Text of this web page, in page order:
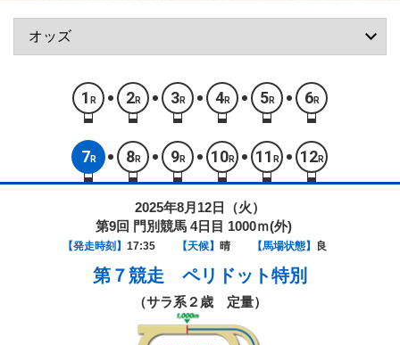
1 R 2R 3R 4R 5R 6R
7 R 8R 9R 10R 11 R 12R
2025年8月12日（火）
第9回 門別競馬 4日目 1000ｍ(外)
【発走時刻】 17:35 【天候】 晴 【馬場状態】 良
第７競走 ペリドット特別
（サラ系２歳 定量）